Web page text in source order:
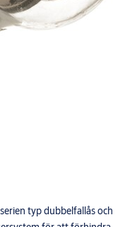
typ dubbelfallås och